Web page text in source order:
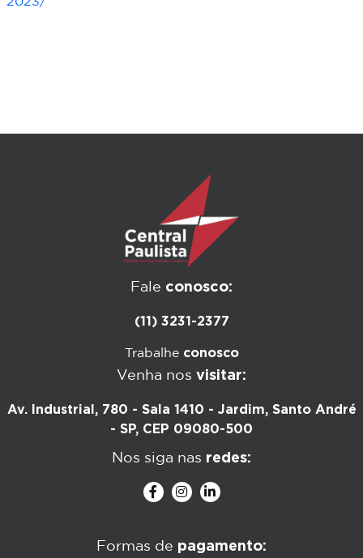
Fale conosco:
(11) 3231-2377
Trabalhe conosco
Venha nos visitar:
Av. Industrial, 780 - Sala 1410 - Jardim, Santo André
- SP, CEP 09080-500
Nos siga nas redes:
Formas de pagamento: